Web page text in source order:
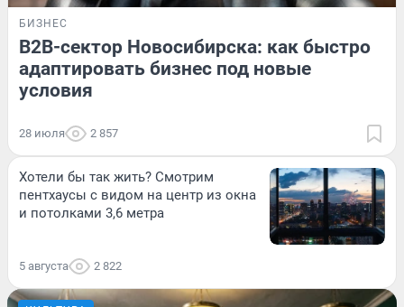
БИЗНЕС
B2B-сектор Новосибирска: как быстро
адаптировать бизнес под новые
условия
28 июля 2 857
Хотели бы так жить? Смотрим
пентхаусы с видом на центр из окна
и потолками 3,6 метра
5 августа 2 822